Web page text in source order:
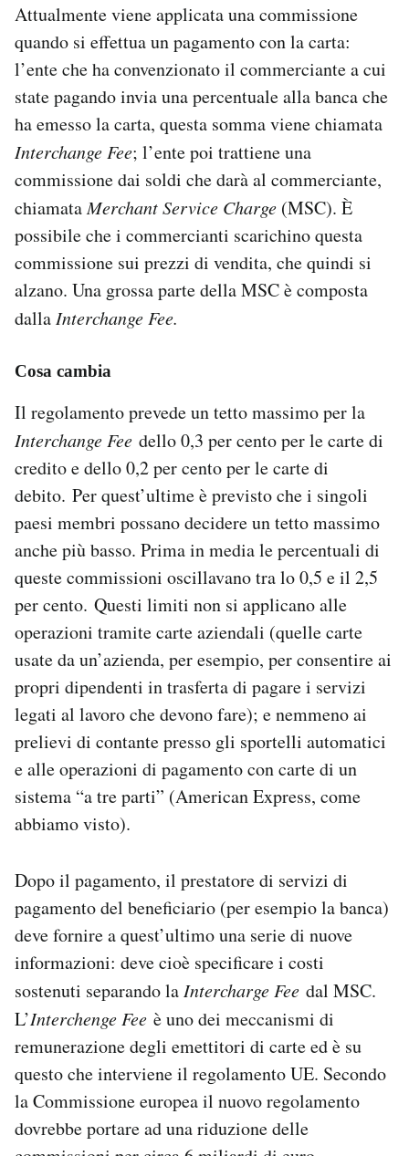
Attualmente viene applicata una commissione
quando si effettua un pagamento con la carta:
l’ente che ha convenzionato il commerciante a cui
state pagando invia una percentuale alla banca che
ha emesso la carta, questa somma viene chiamata
Interchange Fee; l’ente poi trattiene una
commissione dai soldi che darà al commerciante,
chiamataMerchant Service Charge (MSC). È
possibile che i commercianti scarichino questa
commissione sui prezzi di vendita, che quindi si
alzano. Una grossa parte della MSC è composta
dalla Interchange Fee.
Cosa cambia
Il regolamento prevede un tetto massimo per la
Interchange Fee dello 0,3 per cento per le carte di
credito e dello 0,2 per cento per le carte di
debito. Per quest’ultime è previsto che i singoli
paesi membri possano decidere un tetto massimo
anche più basso. Prima in media le percentuali di
queste commissioni oscillavano tra lo 0,5 e il 2,5
per cento. Questi limiti non si applicano alle
operazioni tramite carte aziendali (quelle carte
usate da un’azienda, per esempio, per consentire ai
propri dipendenti in trasferta di pagare i servizi
legati al lavoro che devono fare); e nemmeno ai
prelievi di contante presso gli sportelli automatici
e alle operazioni di pagamento con carte di un
sistema “a tre parti” (American Express, come
abbiamo visto).
Dopo il pagamento, il prestatore di servizi di
pagamento del beneficiario (per esempio la banca)
deve fornire a quest’ultimo una serie di nuove
informazioni: deve cioè specificare i costi
sostenuti separando la Intercharge Fee dal MSC.
L’Interchenge Fee è uno dei meccanismi di
remunerazione degli emettitori di carte ed è su
questo che interviene il regolamento UE. Secondo
la Commissione europea il nuovo regolamento
dovrebbe portare ad una riduzione delle